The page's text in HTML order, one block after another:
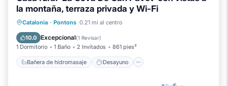
la montaña, terraza privada y Wi-Fi
Catalonia · Pontons 0.21 mi al centro
10.0 Excepcional(1 Revisar)
1 Dormitorio 1 Baño 2 Invitados 861 pies²
Bañera de hidromasaje Desayuno
Bañera de hidromasaje
Balcón/Terraza